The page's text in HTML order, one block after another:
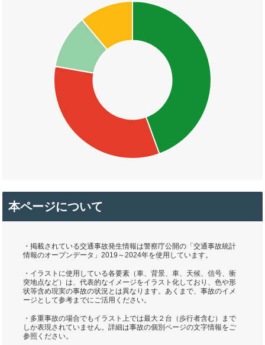
本ページについて
・掲載されている交通事故発生情報は警察庁公開の「交通事故統計
情報のオープンデータ」2019～2024年を使用しています。
・イラストに使用している各要素（車、背景、車、天候、信号、衝
突地点など）は、代表的なイメージをイラスト化しており、色や形
状等含め現実の事故の状況とは異なります。あくまで、事故のイメ
ージとして参考までにご活用ください。
・多重事故の場合でもイラスト上では最大２台（歩行者含む）まで
しか表現されていません。詳細は事故の個別ページの文字情報をご
参照ください。